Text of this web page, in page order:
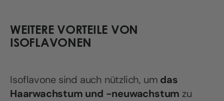
WEITERE VORTEILE VON
ISOFLAVONEN
Isoflavone sind auch nützlich, um das
Haarwachstum und -neuwachstum zu